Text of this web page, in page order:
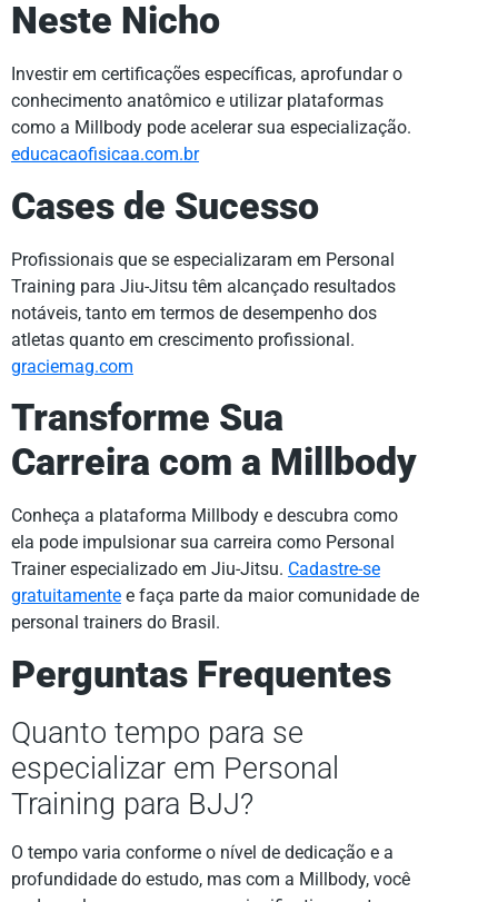
Neste Nicho
Investir em certificações específicas, aprofundar o
conhecimento anatômico e utilizar plataformas
como a Millbody pode acelerar sua especialização.
educacaofisicaa.com.br
Cases de Sucesso
Profissionais que se especializaram em Personal
Training para Jiu-Jitsu têm alcançado resultados
notáveis, tanto em termos de desempenho dos
atletas quanto em crescimento profissional.
graciemag.com
Transforme Sua
Carreira com a Millbody
Conheça a plataforma Millbody e descubra como
ela pode impulsionar sua carreira como Personal
Trainer especializado em Jiu-Jitsu. Cadastre-se
gratuitamente e faça parte da maior comunidade de
personal trainers do Brasil.
Perguntas Frequentes
Quanto tempo para se
especializar em Personal
Training para BJJ?
O tempo varia conforme o nível de dedicação e a
profundidade do estudo, mas com a Millbody, você